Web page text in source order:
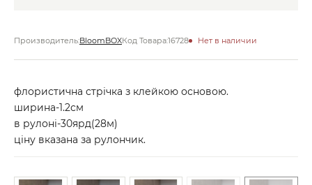
Производитель:BloomBOXКод Товара:16728 Нет в наличии
флористична стрічка з клейкою основою.
ширина-1.2см
в рулоні-30ярд(28м)
ціну вказана за рулончик.